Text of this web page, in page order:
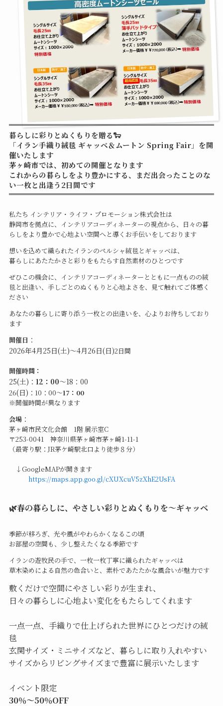
暮らしに彩りとぬくもりを贈る🐑
「イラン手織り絨毯 ギャッベ＆ムートン Spring Fair」を開
催いたします
茅ヶ崎市では、初めての開催となります
これからの暮らしをより豊かにする、まだ出会ったことのな
い一枚と出逢う2日間です
私たち インテリア・ライフ・プロモーション株式会社は
静岡市を拠点に、インテリアコーディネーターの視点から、日々の暮
らしをより豊かで心地よい空間へと導くお手伝いをしております
想いを込めて織られたイランのペルシャ絨毯とギャッベは、
暮らしにあたたかさと彩りをもたらす自然素材のひとつです
ぜひこの機会に、インテリアコーディネーターとともに一点ものの絨
毯と出逢い、手しごとのぬくもりと心地よさを、見て触れてご体感く
ださい
あなたの暮らしに寄り添う一枚との出逢いを、心よりお待ちしており
ます
開催日 ：
2026年4月25日(土)～4月26日(日)2日間
開催時間：
25(土) ： 12：00～18：00
26(日) ：10：00～17：00
※開催時間が異なります
会場：
茅ヶ崎市民文化会館 1階 展示室C
〒253-0041 神奈川県茅ヶ崎市茅ヶ崎1-11-1
（最寄り駅：JR茅ケ崎駅北口より徒歩８分）
↓GoogleMAPが開きます
https://maps.app.goo.gl/cXUXcuV5zXhE2UsFA
🌿春の暮らしに、やさしい彩りとぬくもりを～ギャッベ
季節が移ろぎ、光や風がやわらかくなるこの頃
お部屋の空間も、少し整えたくなる季節です
イランの遊牧民の手で、一枚一枚丁寧に織られたギャッベは
草木染めによる自然の色合いと、素朴であたたかな風合いが魅力です
敷くだけで空間にやさしい彩りが生まれ、
日々の暮らしに心地よい変化をもたらしてくれます
一点一点、手織りで仕上げられた世界にひとつだけの絨
毯
玄関サイズ・ミニサイズなど、暮らしに取り入れやすい
サイズからリビングサイズまで豊富に展示いたします
イベント限定
30％〜50％OFF